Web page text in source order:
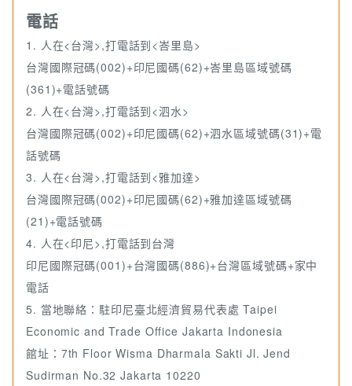
電話
1. 人在<台灣>,打電話到<峇里島>
台灣國際冠碼(002)+印尼國碼(62)+峇里島區域號碼
(361)+電話號碼
2. 人在<台灣>,打電話到<泗水>
台灣國際冠碼(002)+印尼國碼(62)+泗水區域號碼(31)+電
話號碼
3. 人在<台灣>,打電話到<雅加達>
台灣國際冠碼(002)+印尼國碼(62)+雅加達區域號碼
(21)+電話號碼
4. 人在<印尼>,打電話到台灣
印尼國際冠碼(001)+台灣國碼(886)+台灣區域號碼+家中
電話
5. 當地聯絡：駐印尼臺北經濟貿易代表處 Taipei
Economic and Trade Office Jakarta Indonesia
館址：7th Floor Wisma Dharmala Sakti Jl. Jend
Sudirman No.32 Jakarta 10220